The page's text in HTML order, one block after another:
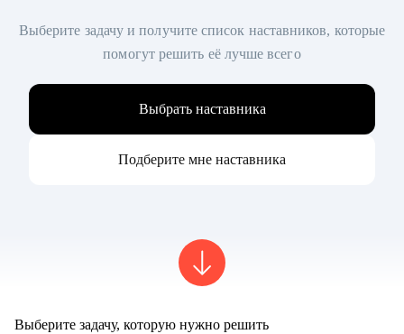
Выберите задачу и получите список наставников, которые
помогут решить её лучше всего
Выбрать наставника
Подберите мне наставника
Выберите задачу, которую нужно решить